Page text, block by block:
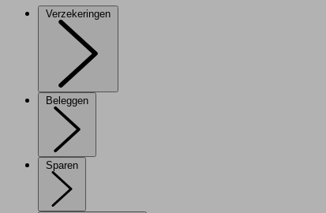
Verzekeringen
Beleggen
Sparen